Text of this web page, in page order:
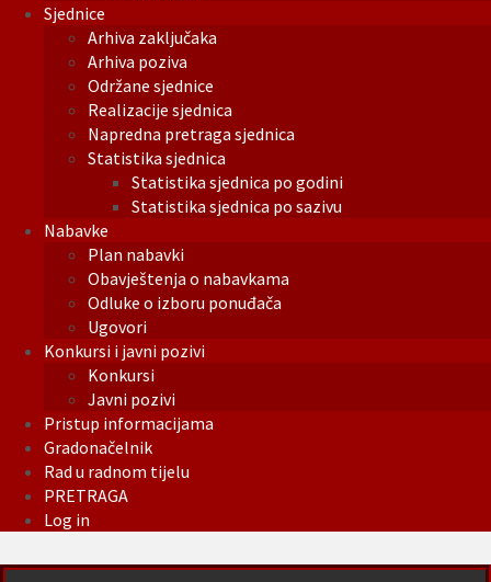
Sjednice
Arhiva zaključaka
Arhiva poziva
Održane sjednice
Realizacije sjednica
Napredna pretraga sjednica
Statistika sjednica
Statistika sjednica po godini
Statistika sjednica po sazivu
Nabavke
Plan nabavki
Obavještenja o nabavkama
Odluke o izboru ponuđača
Ugovori
Konkursi i javni pozivi
Konkursi
Javni pozivi
Pristup informacijama
Gradonačelnik
Rad u radnom tijelu
PRETRAGA
Log in